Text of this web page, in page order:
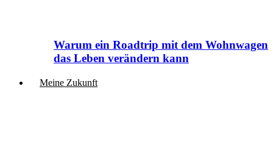
Warum ein Roadtrip mit dem Wohnwagen
das Leben verändern kann
Meine Zukunft